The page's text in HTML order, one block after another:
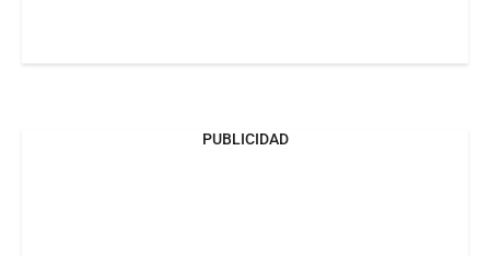
PUBLICIDAD